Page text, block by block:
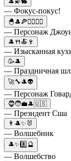
— Фокус-покус!
🐣🎩🍕👩‍❤️‍💋‍👨
— Персонаж
🎩🍴🍝🍷
— Изысканная
🥳🎩
— Праздничная
🚀🔧🎩👽
— Персонаж
🧔🧑‍💼🎩🇺🇸
— Президент Сша
👨🎩✨🐰
— Волшебник
🎩✨8️⃣🔮
— Волшебство